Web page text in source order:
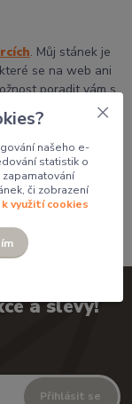
. Můj stánek je
se na web ani
poradit vám s
a dáváte mým
a slevy!
Přihlásit se
našeho e-
statistik o
či zobrazení
využití cookies